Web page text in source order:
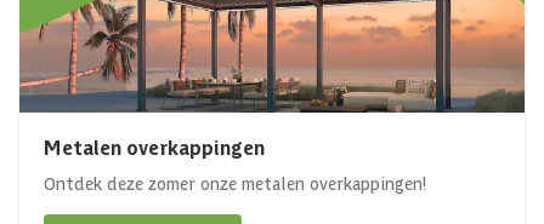
Metalen overkappingen
Ontdek deze zomer onze metalen overkappingen!